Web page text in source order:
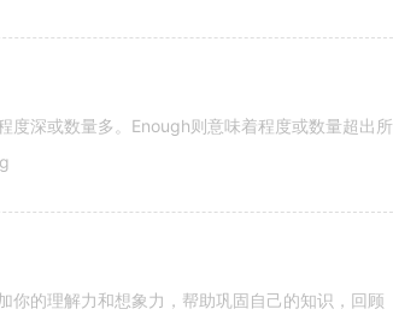
深或数量多。Enough则意味着程度或数量超出所
你的理解力和想象力，帮助巩固自己的知识，回顾